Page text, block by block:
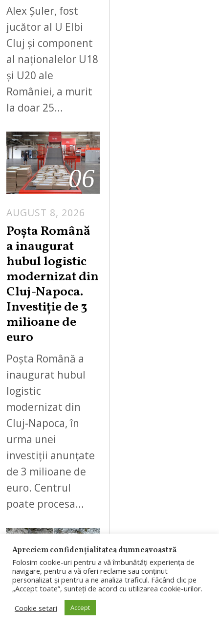
Alex Șuler, fost
jucător al U Elbi
Cluj și component
al naționalelor U18
și U20 ale
României, a murit
la doar 25…
06
AUGUST 8, 2026
Poșta Română
a inaugurat
hubul logistic
modernizat din
Cluj-Napoca.
Investiție de 3
milioane de
euro
Poșta Română a
inaugurat hubul
logistic
modernizat din
Cluj-Napoca, în
urma unei
investiții anunțate
de 3 milioane de
euro. Centrul
poate procesa…
07
AUGUST 7, 2026
Apreciem confidențialitatea dumneavoastră
Folosim cookie-uri pentru a vă îmbunătăți experiența de
navigare, pentru a vă oferi reclame sau conținut
personalizat și pentru a ne analiza traficul. Făcând clic pe
„Accept toate”, sunteți de acord cu utilizarea cookie-urilor.
Cookie setari
Accept